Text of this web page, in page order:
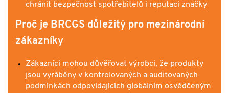
chránit bezpečnost spotřebitelů i reputaci značky
Proč je BRCGS důležitý pro mezinárodní
zákazníky
Zákazníci mohou důvěřovat výrobci, že produkty
jsou vyráběny v kontrolovaných a auditovaných
podmínkách odpovídajících globálním osvědčeným